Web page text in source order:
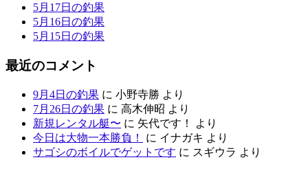
5月17日の釣果
5月16日の釣果
5月15日の釣果
最近のコメント
9月4日の釣果 に 小野寺勝 より
7月26日の釣果 に 高木伸昭 より
新規レンタル艇〜 に 矢代です！
より
今日は大物一本勝負！
に イナガキ より
サゴシのボイルでゲットです に スギウラ より